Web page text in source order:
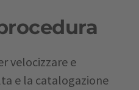
velocizzare e
e la catalogazione